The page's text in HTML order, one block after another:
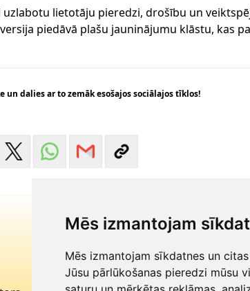
Mēs izmantojam
Mēs izmantojam sīkdatnes un
Jūsu pārlūkošanas pieredzi mūsu
lietotāju pieredzi, drošību un
piedāvā plašu jauninājumu klāstu, kas
un dalies ar to zemāk esošajos sociālajos tīklos!
Klientu apkalpošana
✉ info@latvija.click
📞
+371 27322332